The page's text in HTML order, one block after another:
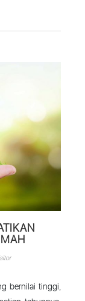
bernilai tinggi,